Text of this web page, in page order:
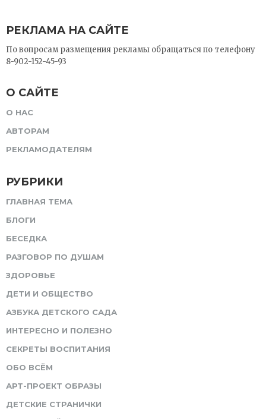
РЕКЛАМА НА САЙТЕ
По вопросам размещения рекламы обращаться по телефону
8-902-152-45-93
О САЙТЕ
О НАС
АВТОРАМ
РЕКЛАМОДАТЕЛЯМ
РУБРИКИ
ГЛАВНАЯ ТЕМА
БЛОГИ
БЕСЕДКА
РАЗГОВОР ПО ДУШАМ
ЗДОРОВЬЕ
ДЕТИ И ОБЩЕСТВО
АЗБУКА ДЕТСКОГО САДА
ИНТЕРЕСНО И ПОЛЕЗНО
СЕКРЕТЫ ВОСПИТАНИЯ
ОБО ВСЁМ
АРТ-ПРОЕКТ ОБРАЗЫ
ДЕТСКИЕ СТРАНИЧКИ